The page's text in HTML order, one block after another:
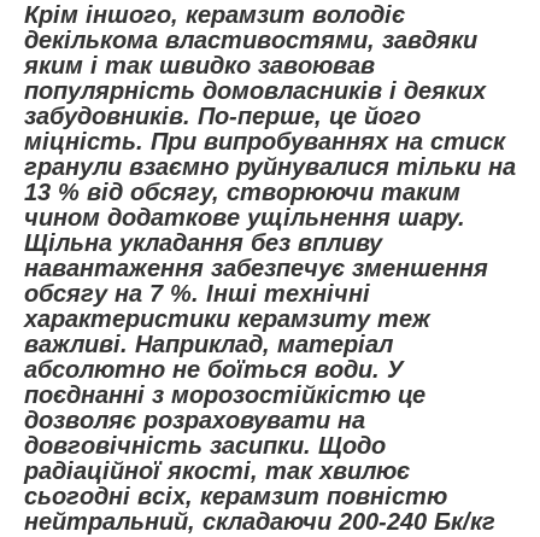
Крім іншого, керамзит володіє
декількома властивостями, завдяки
яким і так швидко завоював
популярність домовласників і деяких
забудовників. По-перше, це його
міцність. При випробуваннях на стиск
гранули взаємно руйнувалися тільки на
13 % від обсягу, створюючи таким
чином додаткове ущільнення шару.
Щільна укладання без впливу
навантаження забезпечує зменшення
обсягу на 7 %. Інші технічні
характеристики керамзиту теж
важливі. Наприклад, матеріал
абсолютно не боїться води. У
поєднанні з морозостійкістю це
дозволяє розраховувати на
довговічність засипки. Щодо
радіаційної якості, так хвилює
сьогодні всіх, керамзит повністю
нейтральний, складаючи 200-240 Бк/кг